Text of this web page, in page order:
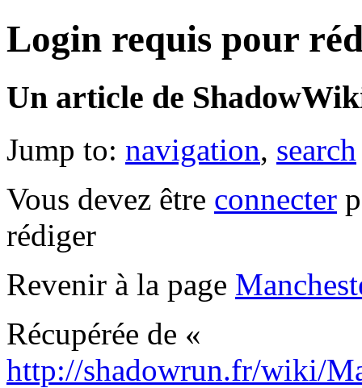
Login requis pour
Un article de
Jump to: navigation, search
Vous devez être connecter
rédiger
Revenir à la page
Récupérée de «
http://shadowrun.fr/wiki/